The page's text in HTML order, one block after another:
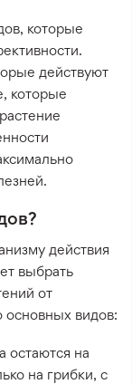
которые
действуют
которые
действия
выбрать
от
основных видов:
остаются на
на грибки, с